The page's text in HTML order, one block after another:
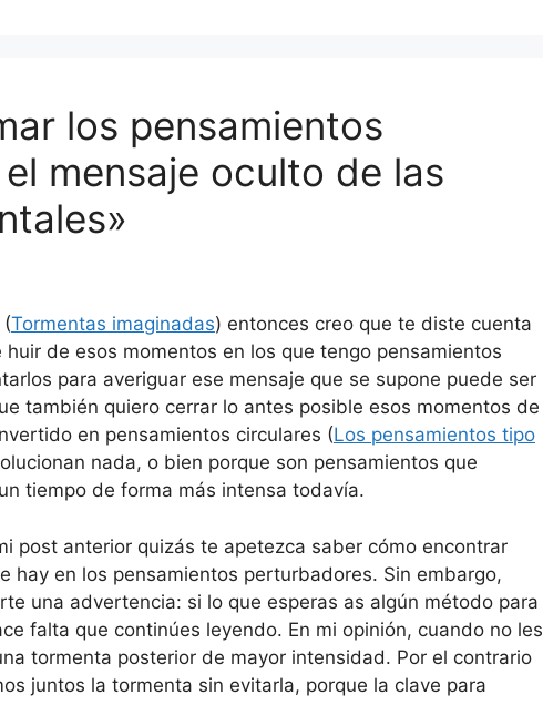
los pensamientos
mensaje oculto de las
Tormentas imaginadas) entonces creo que te diste cuenta
de esos momentos en los que tengo pensamientos
para averiguar ese mensaje que se supone puede ser
también quiero cerrar lo antes posible esos momentos de
en pensamientos circulares (Los pensamientos tipo
nada, o bien porque son pensamientos que
tiempo de forma más intensa todavía.
post anterior quizás te apetezca saber cómo encontrar
hay en los pensamientos perturbadores. Sin embargo,
una advertencia: si lo que esperas as algún método para
falta que continúes leyendo. En mi opinión, cuando no les
tormenta posterior de mayor intensidad. Por el contrario
juntos la tormenta sin evitarla, porque la clave para